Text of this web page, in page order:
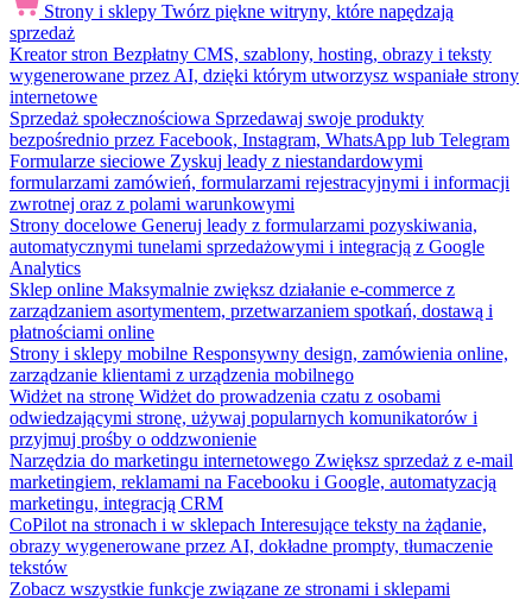
Strony i sklepy Twórz piękne witryny, które napędzają
sprzedaż
Kreator stron Bezpłatny CMS, szablony, hosting, obrazy i teksty
wygenerowane przez AI, dzięki którym utworzysz wspaniałe strony
internetowe
Sprzedaż społecznościowa Sprzedawaj swoje produkty
bezpośrednio przez Facebook, Instagram, WhatsApp lub Telegram
Formularze sieciowe Zyskuj leady z niestandardowymi
formularzami zamówień, formularzami rejestracyjnymi i informacji
zwrotnej oraz z polami warunkowymi
Strony docelowe Generuj leady z formularzami pozyskiwania,
automatycznymi tunelami sprzedażowymi i integracją z Google
Analytics
Sklep online Maksymalnie zwiększ działanie e-commerce z
zarządzaniem asortymentem, przetwarzaniem spotkań, dostawą i
płatnościami online
Strony i sklepy mobilne Responsywny design, zamówienia online,
zarządzanie klientami z urządzenia mobilnego
Widżet na stronę Widżet do prowadzenia czatu z osobami
odwiedzającymi stronę, używaj popularnych komunikatorów i
przyjmuj prośby o oddzwonienie
Narzędzia do marketingu internetowego Zwiększ sprzedaż z e-mail
marketingiem, reklamami na Facebooku i Google, automatyzacją
marketingu, integracją CRM
CoPilot na stronach i w sklepach Interesujące teksty na żądanie,
obrazy wygenerowane przez AI, dokładne prompty, tłumaczenie
tekstów
Zobacz wszystkie funkcje związane ze stronami i sklepami